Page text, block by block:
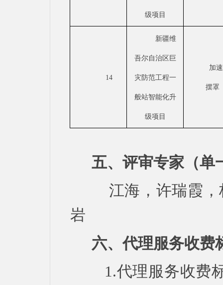
级项目
14
新疆维
吾尔自治区巨
灾防范工程一
般站智能化升
级项目
加
摆罩
五、评审专家（单
江海，许瑞霞
岩
六、代理服务收费
1.代理服务收费